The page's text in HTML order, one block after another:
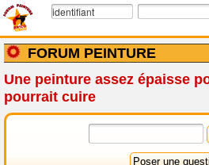
FORUM PEINTURE
Une peinture assez épaisse
pourrait cuire